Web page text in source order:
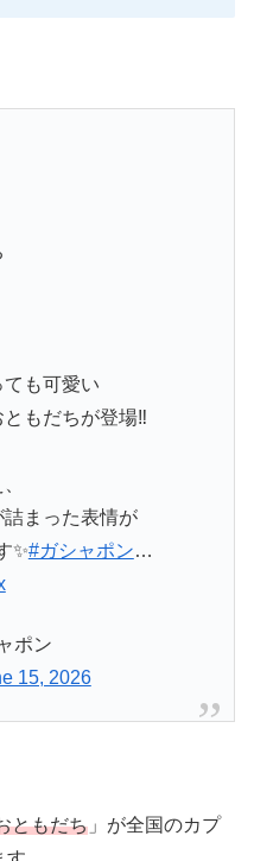
も可愛い
もだちが登場‼️
まった表情が
✨#ガシャポン…
ポン
15, 2026
ともだち 」が全国のカプ